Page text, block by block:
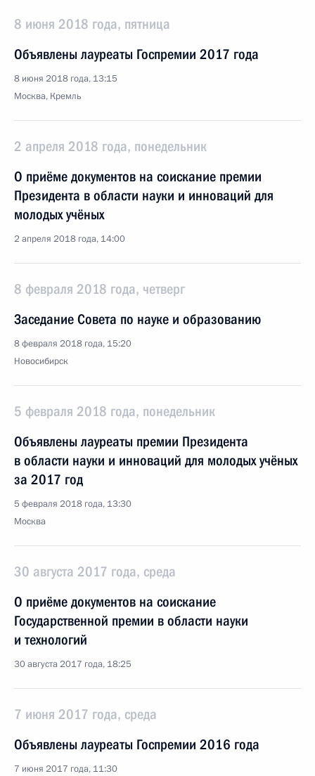
8 июня 2018 года, пятница
Объявлены лауреаты Госпремии 2017 года
8 июня 2018 года, 13:15
Москва, Кремль
2 апреля 2018 года, понедельник
О приёме документов на соискание премии
Президента в области науки и инноваций для
молодых учёных
2 апреля 2018 года, 14:00
8 февраля 2018 года, четверг
Заседание Совета по науке и образованию
8 февраля 2018 года, 15:20
Новосибирск
5 февраля 2018 года, понедельник
Объявлены лауреаты премии Президента
в области науки и инноваций для молодых учёных
за 2017 год
5 февраля 2018 года, 13:30
Москва
30 августа 2017 года, среда
О приёме документов на соискание
Государственной премии в области науки
и технологий
30 августа 2017 года, 18:25
7 июня 2017 года, среда
Объявлены лауреаты Госпремии 2016 года
7 июня 2017 года, 11:30